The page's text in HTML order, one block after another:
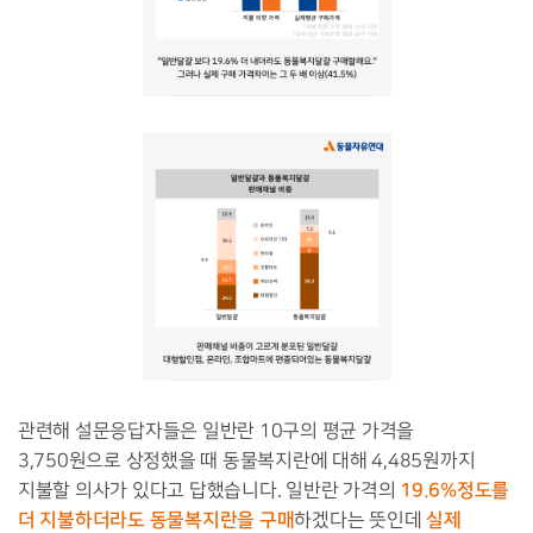
관련해 설문응답자들은 일반란 10구의 평균 가격을
3,750원으로 상정했을 때 동물복지란에 대해 4,485원까지
지불할 의사가 있다고 답했습니다. 일반란 가격의 19.6%정도를
더 지불하더라도 동물복지란을 구매하겠다는 뜻인데실제